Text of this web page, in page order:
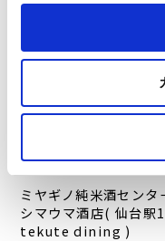
ミヤギノ純米酒セン
シマウマ酒店( 仙台駅
tekute dining )